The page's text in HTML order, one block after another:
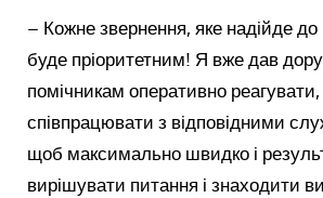
– Кожне звернення, яке надійде
буде пріоритетним! Я вже дав
помічникам оперативно реагувати,
співпрацювати з відповідними
щоб максимально швидко і
вирішувати питання і знаходити